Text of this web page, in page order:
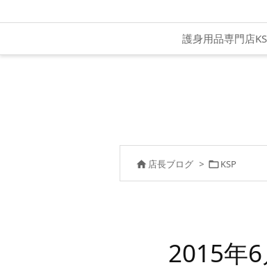
護身用品専門店
 店長ブログ > KSP
2015年